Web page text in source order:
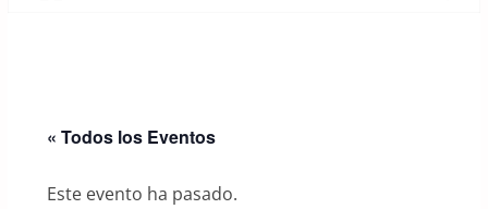
« Todos los Eventos
Este evento ha pasado.